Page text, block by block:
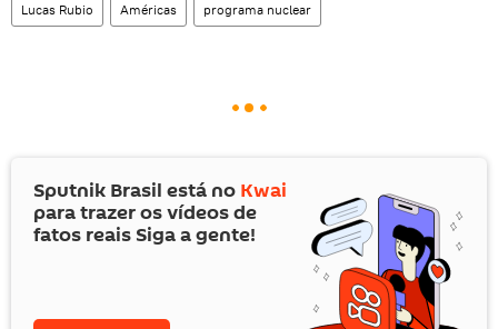
Lucas Rubio Américas programa nuclear
Sputnik Brasil está no Kwai
para trazer os vídeos de
fatos reais Siga a gente!